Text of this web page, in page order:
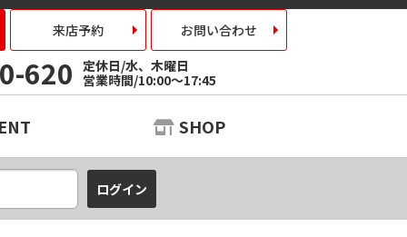
来店予約 お問い合わせ
620
定休日/水、木曜日
営業時間/10:00～17:45
SHOP